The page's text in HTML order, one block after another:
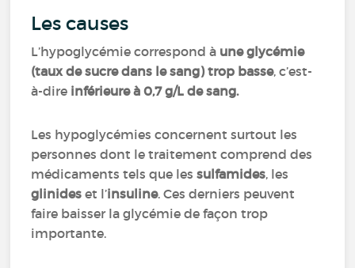
Les causes
L’hypoglycémie correspond à une glycémie
(taux de sucre dans le sang) trop basse, c’est-
à-dire inférieure à 0,7 g/L de sang.
Les hypoglycémies concernent surtout les
personnes dont le traitement comprend des
médicaments tels que lessulfamides, les
glinideset l’insuline. Ces derniers peuvent
faire baisser la glycémie de façon trop
importante.